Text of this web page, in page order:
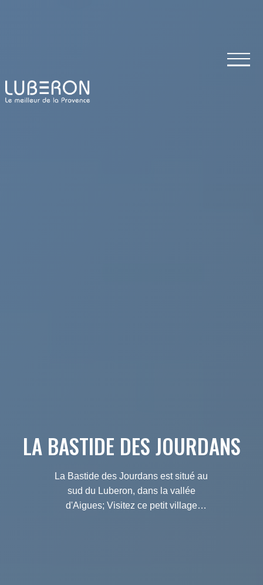
LA BASTIDE DES JOURDANS
La Bastide des Jourdans est situé au
sud du Luberon, dans la vallée
d'Aigues; Visitez ce petit village